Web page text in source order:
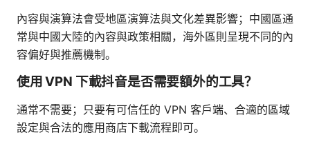
內容與演算法會受地區演算法與文化差異影響；中國區通
常與中國大陸的內容與政策相關，海外區則呈現不同的內
容偏好與推薦機制。
使用 VPN 下載抖音是否需要額外的工具？
通常不需要；只要有可信任的 VPN 客戶端、合適的區域
設定與合法的應用商店下載流程即可。